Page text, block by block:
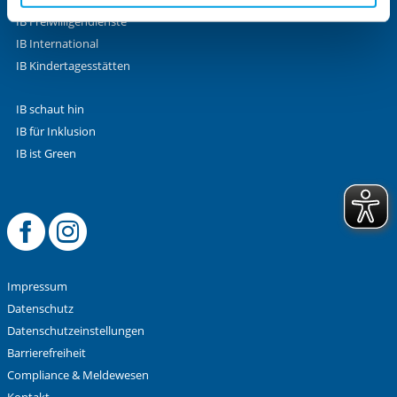
aufgerufenen und somit gewünschten Website-
Funktionen sind. Diese Cookies setzen wir aufgrund
berechtigter Interessen und daher unabhängig von einer
IB Freiwilligendienste
IB International
IB Kindertagesstätten
IB schaut hin
IB für Inklusion
IB ist Green
Offizielle
Offizielle
Impressum
Datenschutz
Datenschutzeinstellungen
Barrierefreiheit
Compliance & Meldewesen